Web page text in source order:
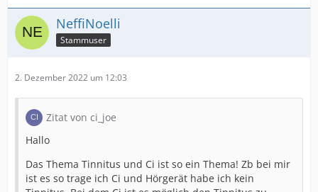
NeffiNoelli
Stammuser
2. Dezember 2022 um 12:03
Zitat von ci_joe
Hallo
Das Thema Tinnitus und Ci ist so ein Thema! Zb bei mir
ist es so trage ich Ci und Hörgerät habe ich kein